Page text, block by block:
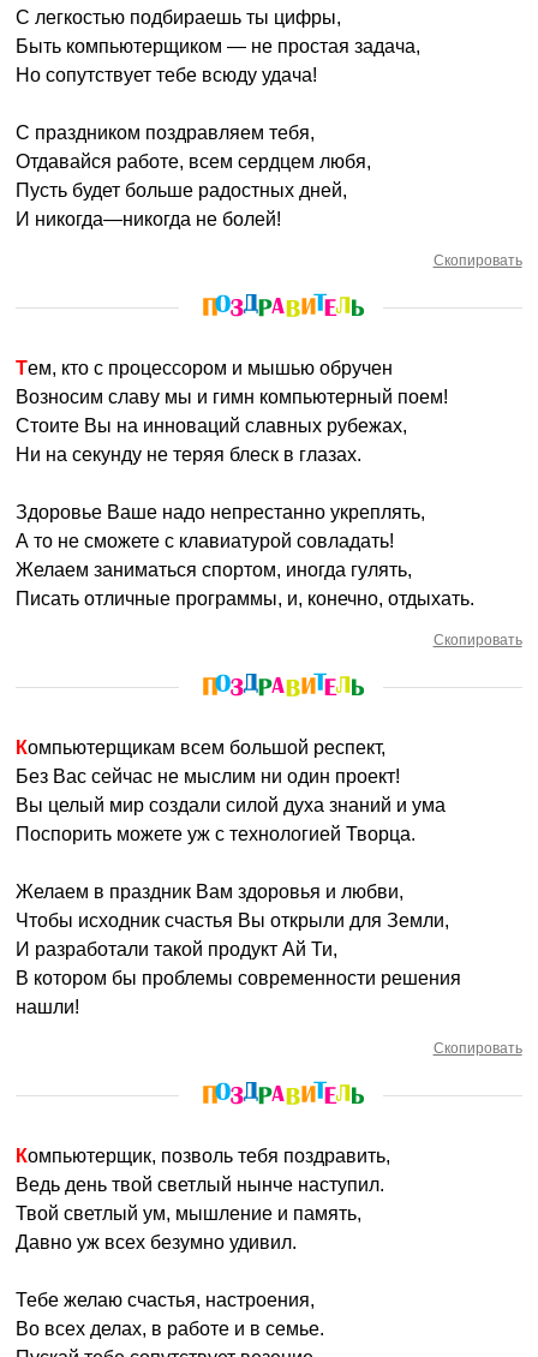
С легкостью подбираешь ты цифры,
Быть компьютерщиком — не простая задача,
Но сопутствует тебе всюду удача!
С праздником поздравляем тебя,
Отдавайся работе, всем сердцем любя,
Пусть будет больше радостных дней,
И никогда—никогда не болей!
Скопировать
Тем, кто с процессором и мышью обручен
Возносим славу мы и гимн компьютерный поем!
Стоите Вы на инноваций славных рубежах,
Ни на секунду не теряя блеск в глазах.
Здоровье Ваше надо непрестанно укреплять,
А то не сможете с клавиатурой совладать!
Желаем заниматься спортом, иногда гулять,
Писать отличные программы, и, конечно, отдыхать.
Скопировать
Компьютерщикам всем большой респект,
Без Вас сейчас не мыслим ни один проект!
Вы целый мир создали силой духа знаний и ума
Поспорить можете уж с технологией Творца.
Желаем в праздник Вам здоровья и любви,
Чтобы исходник счастья Вы открыли для Земли,
И разработали такой продукт Ай Ти,
В котором бы проблемы современности решения
нашли!
Скопировать
Компьютерщик, позволь тебя поздравить,
Ведь день твой светлый нынче наступил.
Твой светлый ум, мышление и память,
Давно уж всех безумно удивил.
Тебе желаю счастья, настроения,
Во всех делах, в работе и в семье.